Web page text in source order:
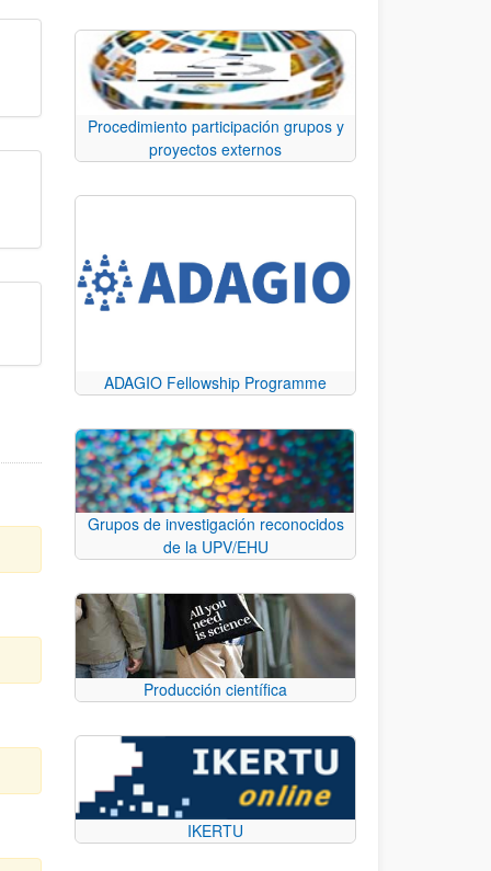
Procedimiento participación grupos y
proyectos externos
ADAGIO Fellowship Programme
Grupos de investigación reconocidos
de la UPV/EHU
Producción científica
IKERTU